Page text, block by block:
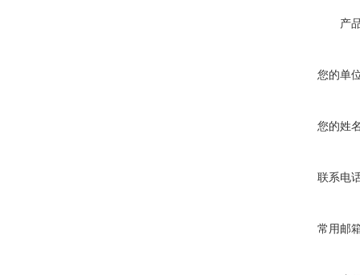
产
您的单
您的姓
联系电
常用邮